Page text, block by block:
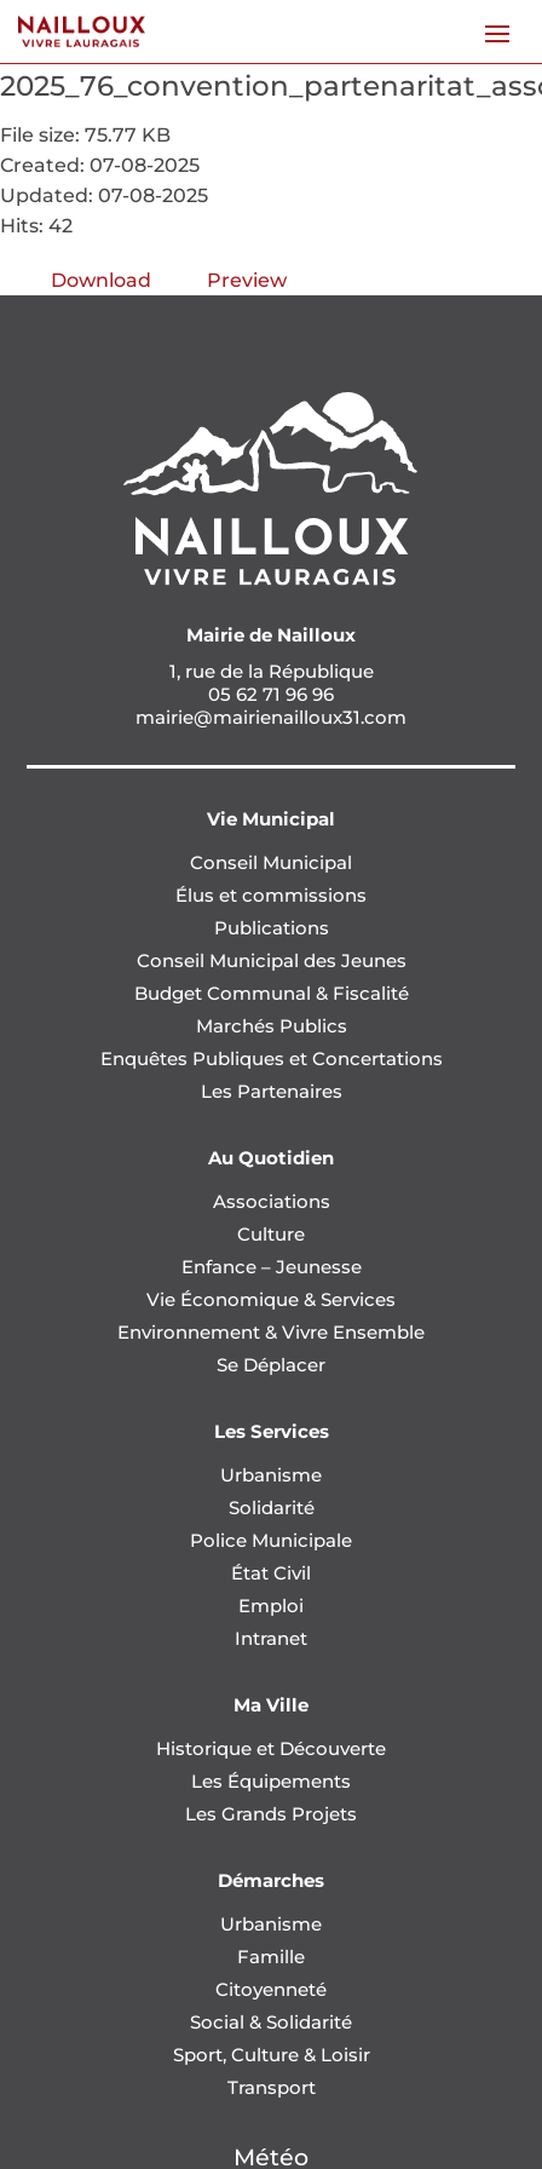
File size: 75.77 KB
Created: 07-08-2025
Updated: 07-08-2025
Hits: 42
Download Preview
Mairie de Nailloux
1, rue de la République
05 62 71 96 96
mairie@mairienailloux31.com
Vie Municipal
Conseil Municipal
Élus et commissions
Publications
Conseil Municipal des Jeunes
Budget Communal & Fiscalité
Marchés Publics
Enquêtes Publiques et Concertations
Les Partenaires
Au Quotidien
Associations
Culture
Enfance – Jeunesse
Vie Économique & Services
Environnement & Vivre Ensemble
Se Déplacer
Les Services
Urbanisme
Solidarité
Police Municipale
État Civil
Emploi
Intranet
Ma Ville
Historique et Découverte
Les Équipements
Les Grands Projets
Démarches
Urbanisme
Famille
Citoyenneté
Social & Solidarité
Sport, Culture & Loisir
Transport
Météo